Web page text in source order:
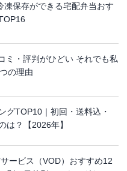
凍保存ができる宅配弁当おす
ミ・評判がひどい それでも私
の理由
グTOP10｜初回・送料込・
は？【2026年】
ービス（VOD）おすすめ12